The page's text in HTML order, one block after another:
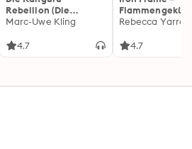
Rebellion (Die
Känguru-Werke 5)
Marc-Uwe Kling
4.7
heißersehnte
Rebecca Yarros
4.7